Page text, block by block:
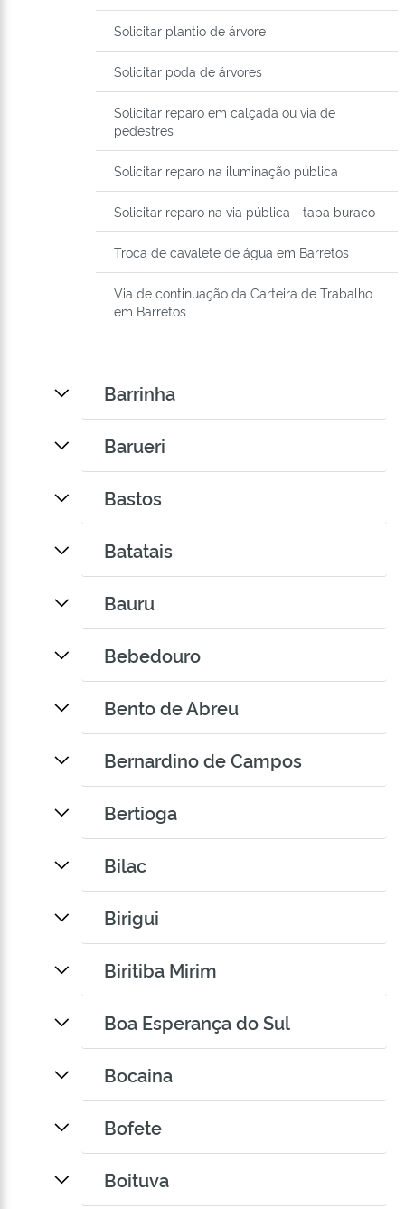
Solicitar plantio de árvore
Solicitar poda de árvores
Solicitar reparo em calçada ou via de
pedestres
Solicitar reparo na iluminação pública
Solicitar reparo na via pública - tapa buraco
Troca de cavalete de água em Barretos
Via de continuação da Carteira de Trabalho
em Barretos
Barrinha
Barueri
Bastos
Batatais
Bauru
Bebedouro
Bento de Abreu
Bernardino de Campos
Bertioga
Bilac
Birigui
Biritiba Mirim
Boa Esperança do Sul
Bocaina
Bofete
Boituva